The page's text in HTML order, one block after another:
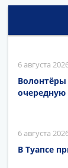
6 августа
очередную
6 августа
В Туапсе